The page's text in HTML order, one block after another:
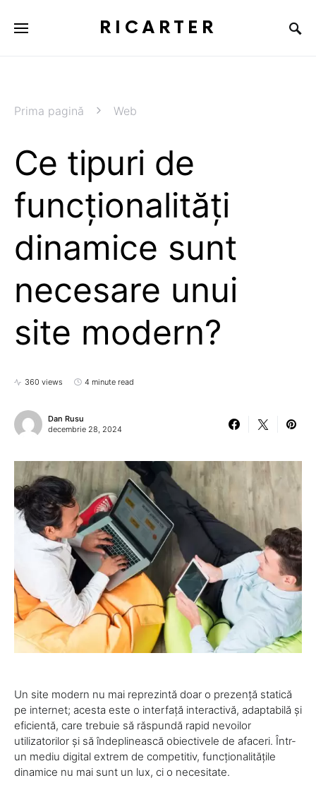
RICARTER
Prima pagină Web
Ce tipuri de
funcționalități
dinamice sunt
necesare unui
site modern?
360 views 4 minute read
Dan Rusu
decembrie 28, 2024
Un site modern nu mai reprezintă doar o prezență statică
pe internet; acesta este o interfață interactivă, adaptabilă și
eficientă, care trebuie să răspundă rapid nevoilor
utilizatorilor și să îndeplinească obiectivele de afaceri. Într-
un mediu digital extrem de competitiv, funcționalitățile
dinamice nu mai sunt un lux, ci o necesitate.